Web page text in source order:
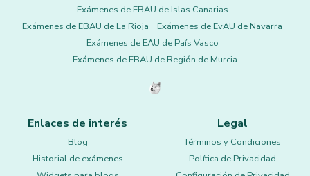
Exámenes de EBAU de Islas Canarias
Exámenes de EBAU de La Rioja
Exámenes de EvAU de Navarra
Exámenes de EAU de País Vasco
Exámenes de EBAU de Región de Murcia
Enlaces de interés
Blog
Historial de exámenes
Legal
Términos y Condiciones
Política de Privacidad